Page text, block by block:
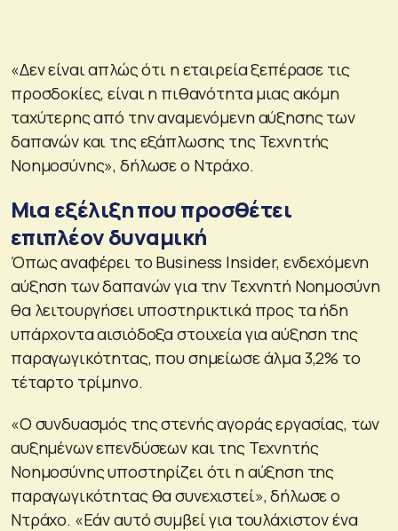
«Δεν είναι απλώς ότι η εταιρεία ξεπέρασε τις
προσδοκίες, είναι η πιθανότητα μιας ακόμη
ταχύτερης από την αναμενόμενη αύξησης των
δαπανών και της εξάπλωσης της Τεχνητής
Νοημοσύνης», δήλωσε ο Ντράχο.
Μια εξέλιξη που προσθέτει
επιπλέον δυναμική
Όπως αναφέρει το Business Insider, ενδεχόμενη
αύξηση των δαπανών για την Τεχνητή Νοημοσύνη
θα λειτουργήσει υποστηρικτικά προς τα ήδη
υπάρχοντα αισιόδοξα στοιχεία για αύξηση της
παραγωγικότητας, που σημείωσε άλμα 3,2% το
τέταρτο τρίμηνο.
«Ο συνδυασμός της στενής αγοράς εργασίας, των
αυξημένων επενδύσεων και της Τεχνητής
Νοημοσύνης υποστηρίζει ότι η αύξηση της
παραγωγικότητας θα συνεχιστεί», δήλωσε ο
Ντράχο. «Εάν αυτό συμβεί για τουλάχιστον ένα